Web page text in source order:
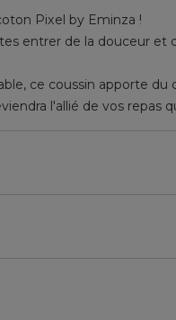
Pixel by Eminza !
entrer de la douceur et
ce coussin apporte du
l'allié de vos repas